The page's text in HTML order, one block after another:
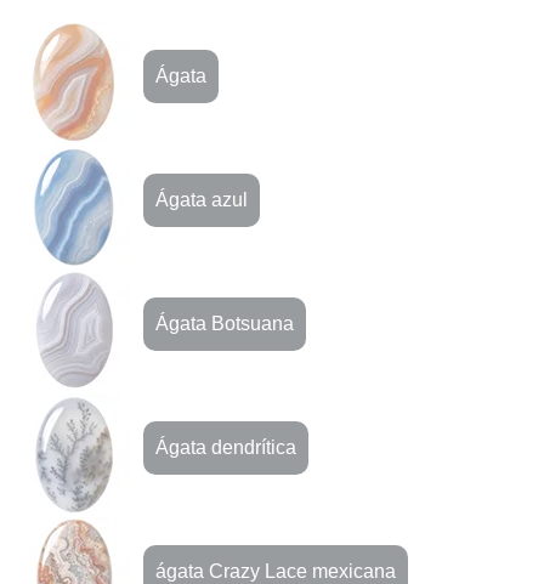
Ágata
Ágata azul
Ágata Botsuana
Ágata dendrítica
ágata Crazy Lace mexicana